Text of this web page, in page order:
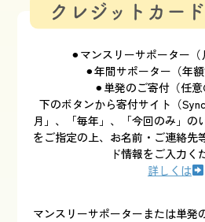
クレジットカー
⚫︎マンスリーサポーター（
⚫︎年間サポーター（年額
⚫︎単発のご寄付（任意
下のボタンから寄付サイト（
月」、「毎年」、「今回のみ」の
をご指定の上、お名前・ご連絡先
ド情報をご入力く
詳しくは
マンスリーサポーターまたは単発